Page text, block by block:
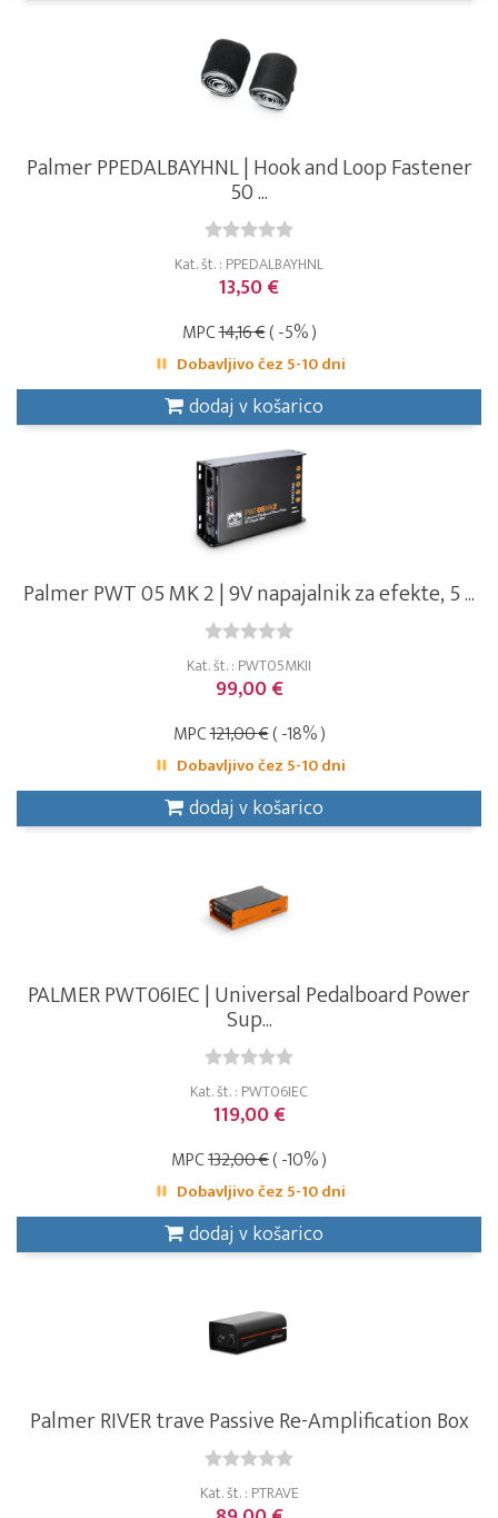
Palmer PPEDALBAYHNL | Hook and Loop Fastener
50 ...
Kat. št. : PPEDALBAYHNL
13,50 €
MPC14,16 €( -5% )
Dobavljivo čez 5-10 dni
dodaj v košarico
Palmer PWT 05 MK 2 | 9V napajalnik za efekte, 5 ...
Kat. št. : PWT05MKII
99,00 €
MPC121,00 €( -18% )
Dobavljivo čez 5-10 dni
dodaj v košarico
PALMER PWT06IEC | Universal Pedalboard Power
Sup...
Kat. št. : PWT06IEC
119,00 €
MPC132,00 €( -10% )
Dobavljivo čez 5-10 dni
dodaj v košarico
Palmer RIVER trave Passive Re-Amplification Box
Kat. št. : PTRAVE